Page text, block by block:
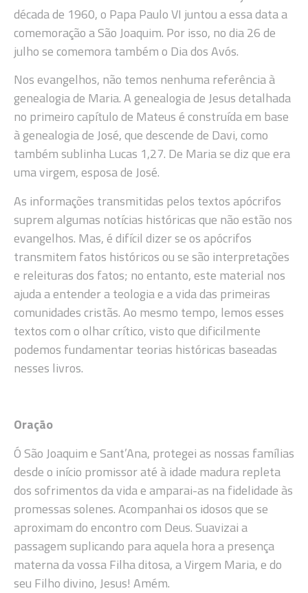
década de 1960, o Papa Paulo VI juntou a essa data a
comemoração a São Joaquim. Por isso, no dia 26 de
julho se comemora também o Dia dos Avós.
Nos evangelhos, não temos nenhuma referência à
genealogia de Maria. A genealogia de Jesus detalhada
no primeiro capítulo de Mateus é construída em base
à genealogia de José, que descende de Davi, como
também sublinha Lucas 1,27. De Maria se diz que era
uma virgem, esposa de José.
As informações transmitidas pelos textos apócrifos
suprem algumas notícias históricas que não estão nos
evangelhos. Mas, é difícil dizer se os apócrifos
transmitem fatos históricos ou se são interpretações
e releituras dos fatos; no entanto, este material nos
ajuda a entender a teologia e a vida das primeiras
comunidades cristãs. Ao mesmo tempo, lemos esses
textos com o olhar crítico, visto que dificilmente
podemos fundamentar teorias históricas baseadas
nesses livros.
Oração
Ó São Joaquim e Sant’Ana, protegei as nossas famílias
desde o início promissor até à idade madura repleta
dos sofrimentos da vida e amparai-as na fidelidade às
promessas solenes. Acompanhai os idosos que se
aproximam do encontro com Deus. Suavizai a
passagem suplicando para aquela hora a presença
materna da vossa Filha ditosa, a Virgem Maria, e do
seu Filho divino, Jesus! Amém.